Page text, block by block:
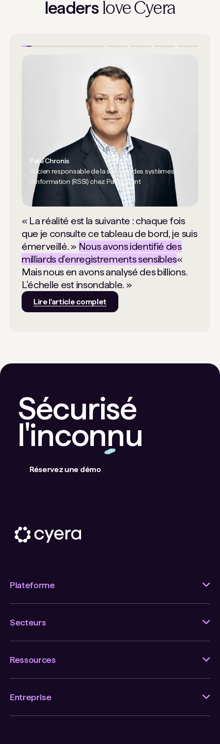
leaderslove Cyera
« La réalité est la suivante : chaque fois
que je consulte ce tableau de bord, je suis
émerveillé. » Nous avons identifié des
milliards d'enregistrements sensibles«
Mais nous en avons analysé des billions.
L'échelle est insondable. »
Lire l'article complet
Pete Chronis
Ancien responsable de la sécurité des systèmes
d'information (RSSI) chez Paramount
Sécurisé
l'inconnu
Réservez une démo
Plateforme
Secteurs
Ressources
Entreprise